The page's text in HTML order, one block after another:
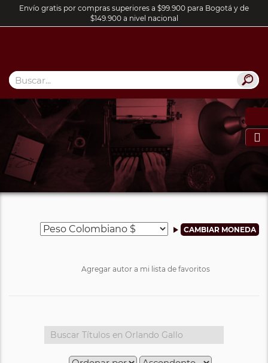
Envío gratis por compras superiores a $99.900 para Bogotá y de
$149.900 a nivel nacional

Agregar autor a mi lista de favoritos